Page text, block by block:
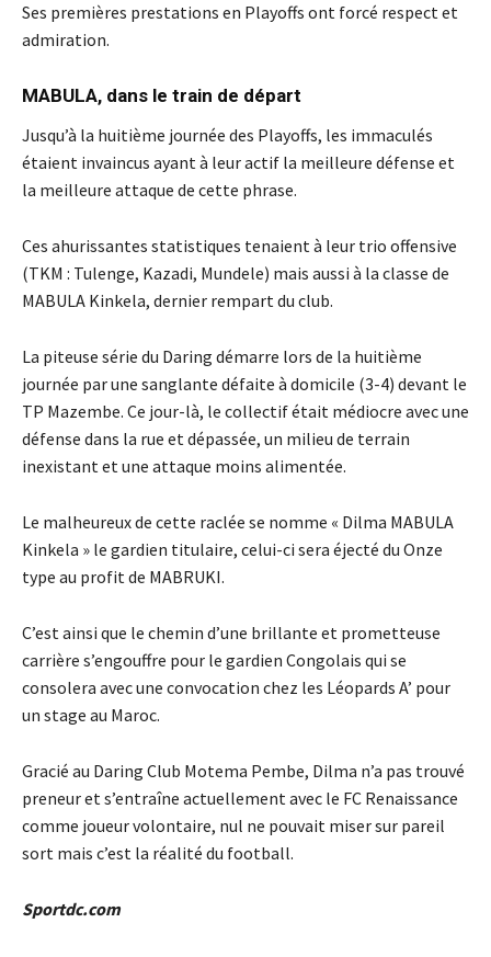
Ses premières prestations en Playoffs ont forcé respect et
admiration.
MABULA, dans le train de départ
Jusqu’à la huitième journée des Playoffs, les immaculés
étaient invaincus ayant à leur actif la meilleure défense et
la meilleure attaque de cette phrase.
Ces ahurissantes statistiques tenaient à leur trio offensive
(TKM : Tulenge, Kazadi, Mundele) mais aussi à la classe de
MABULA Kinkela, dernier rempart du club.
La piteuse série du Daring démarre lors de la huitième
journée par une sanglante défaite à domicile (3-4) devant le
TP Mazembe. Ce jour-là, le collectif était médiocre avec une
défense dans la rue et dépassée, un milieu de terrain
inexistant et une attaque moins alimentée.
Le malheureux de cette raclée se nomme « Dilma MABULA
Kinkela » le gardien titulaire, celui-ci sera éjecté du Onze
type au profit de MABRUKI.
C’est ainsi que le chemin d’une brillante et prometteuse
carrière s’engouffre pour le gardien Congolais qui se
consolera avec une convocation chez les Léopards A’ pour
un stage au Maroc.
Gracié au Daring Club Motema Pembe, Dilma n’a pas trouvé
preneur et s’entraîne actuellement avec le FC Renaissance
comme joueur volontaire, nul ne pouvait miser sur pareil
sort mais c’est la réalité du football.
Sportdc.com